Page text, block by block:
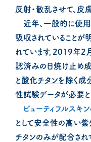
反射・散乱させて、皮
近年、一般的に使用
吸収されていることが
れています。2019年2
認済みの日焼け止め成
と酸化チタンを除く成
性試験データが必要と
ビューティフルスキン
として安全性の高い
チタンのみが配合され